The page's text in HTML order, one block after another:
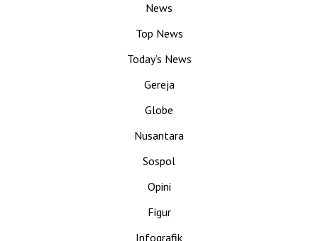
News
Top News
Today’s News
Gereja
Globe
Nusantara
Sospol
Opini
Figur
Infografik